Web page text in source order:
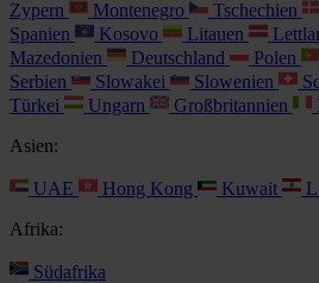
Zypern
Montenegro Tschechien
Spanien
Kosovo Litauen
Mazedonien
Deutschland Polen
Serbien
Slowakei Slowenien
Türkei
Ungarn Großbritannien
Asien:
UAE Hong Kong Kuwait
Afrika:
Südafrika